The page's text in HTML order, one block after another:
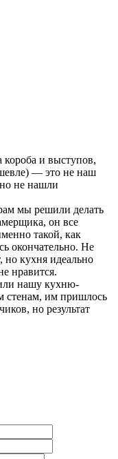
короба и выступов,
— это не наш
не нашли
мы решили делать
он все
такой, как
окончательно. Не
но кухня идеально
нравится.
нашу кухню-
стенам, им пришлось
но результат